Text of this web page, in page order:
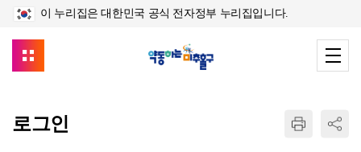
이 누리집은 대한민국 공식 전자정부 누리집입니다.
로그인